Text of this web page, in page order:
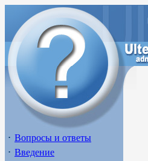
Вопросы и ответы
Введение